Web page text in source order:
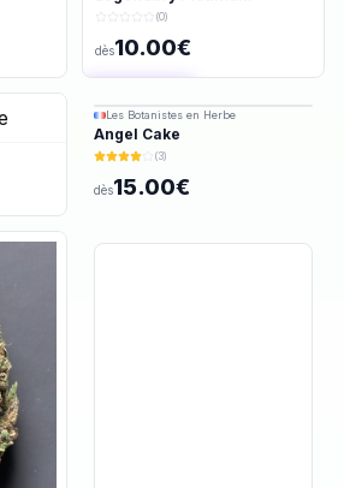
(0)
dès10.00€
Les Botanistes en Herbe
Angel Cake
(3)
dès15.00€